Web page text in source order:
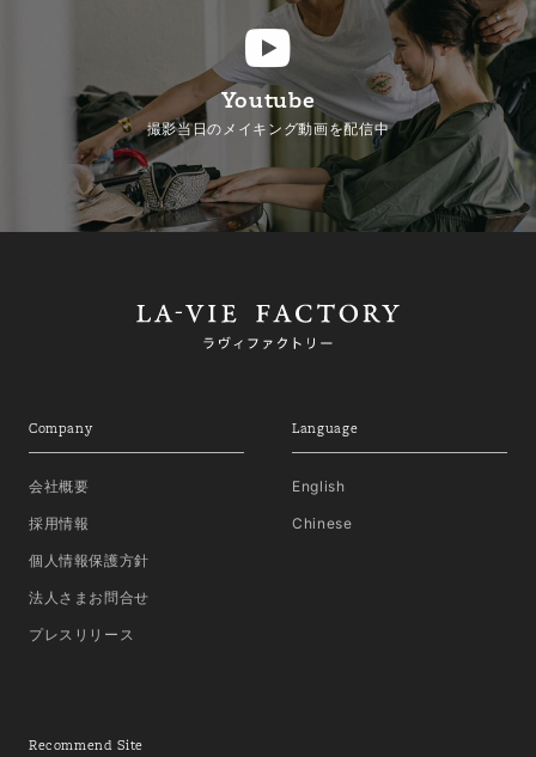
Youtube
撮影当日のメイキング動画を配信中
Company
会社概要
採用情報
個人情報保護方針
法人さまお問合せ
プレスリリース
Language
English
Chinese
Recommend Site